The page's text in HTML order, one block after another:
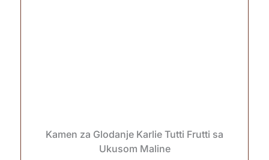
Kamen za Glodanje Karlie Tutti Frutti sa
Ukusom Maline